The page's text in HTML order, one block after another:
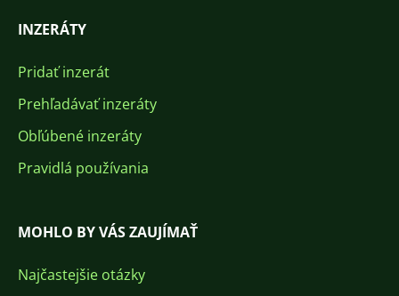
INZERÁTY
Pridať inzerát
Prehľadávať inzeráty
Obľúbené inzeráty
Pravidlá používania
MOHLO BY VÁS ZAUJÍMAŤ
Najčastejšie otázky